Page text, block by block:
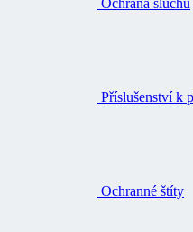
Ochrana sluchu
Příslušenství k
Ochranné štíty